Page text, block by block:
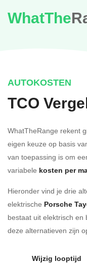
WhatThe
AUTOKOSTEN
TCO
WhatTheRange rekent
eigen keuze op basis
van toepassing is om
variabele kosten per
Hieronder vind je drie
elektrische Porsche
bestaat uit elektrisch en
deze alternatieven zijn
Wijzig looptijd